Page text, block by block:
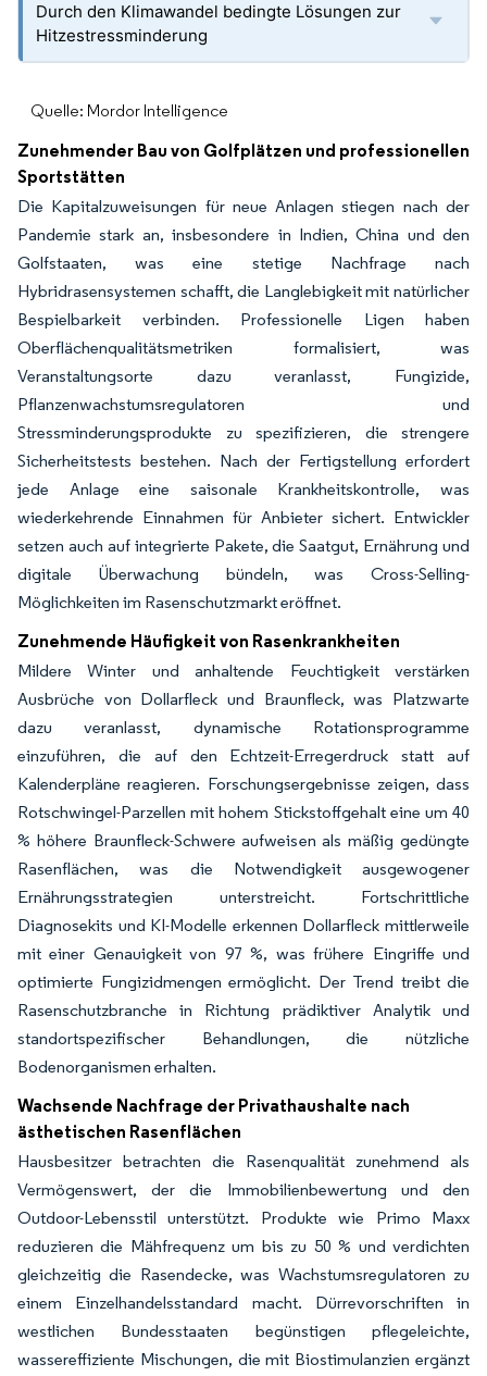
Durch den Klimawandel bedingte Lösungen zur
Hitzestressminderung
Quelle: Mordor Intelligence
Zunehmender Bau von Golfplätzen und professionellen
Sportstätten
Die Kapitalzuweisungen für neue Anlagen stiegen nach der
Pandemie stark an, insbesondere in Indien, China und den
Golfstaaten, was eine stetige Nachfrage nach
Hybridrasensystemen schafft, die Langlebigkeit mit natürlicher
Bespielbarkeit verbinden. Professionelle Ligen haben
Oberflächenqualitätsmetriken formalisiert, was
Veranstaltungsorte dazu veranlasst, Fungizide,
Pflanzenwachstumsregulatoren und
Stressminderungsprodukte zu spezifizieren, die strengere
Sicherheitstests bestehen. Nach der Fertigstellung erfordert
jede Anlage eine saisonale Krankheitskontrolle, was
wiederkehrende Einnahmen für Anbieter sichert. Entwickler
setzen auch auf integrierte Pakete, die Saatgut, Ernährung und
digitale Überwachung bündeln, was Cross-Selling-
Möglichkeiten im Rasenschutzmarkt eröffnet.
Zunehmende Häufigkeit von Rasenkrankheiten
Mildere Winter und anhaltende Feuchtigkeit verstärken
Ausbrüche von Dollarfleck und Braunfleck, was Platzwarte
dazu veranlasst, dynamische Rotationsprogramme
einzuführen, die auf den Echtzeit-Erregerdruck statt auf
Kalenderpläne reagieren. Forschungsergebnisse zeigen, dass
Rotschwingel-Parzellen mit hohem Stickstoffgehalt eine um 40
% höhere Braunfleck-Schwere aufweisen als mäßig gedüngte
Rasenflächen, was die Notwendigkeit ausgewogener
Ernährungsstrategien unterstreicht. Fortschrittliche
Diagnosekits und KI-Modelle erkennen Dollarfleck mittlerweile
mit einer Genauigkeit von 97 %, was frühere Eingriffe und
optimierte Fungizidmengen ermöglicht. Der Trend treibt die
Rasenschutzbranche in Richtung prädiktiver Analytik und
standortspezifischer Behandlungen, die nützliche
Bodenorganismen erhalten.
Wachsende Nachfrage der Privathaushalte nach
ästhetischen Rasenflächen
Hausbesitzer betrachten die Rasenqualität zunehmend als
Vermögenswert, der die Immobilienbewertung und den
Outdoor-Lebensstil unterstützt. Produkte wie Primo Maxx
reduzieren die Mähfrequenz um bis zu 50 % und verdichten
gleichzeitig die Rasendecke, was Wachstumsregulatoren zu
einem Einzelhandelsstandard macht. Dürrevorschriften in
westlichen Bundesstaaten begünstigen pflegeleichte,
wassereffiziente Mischungen, die mit Biostimulanzien ergänzt